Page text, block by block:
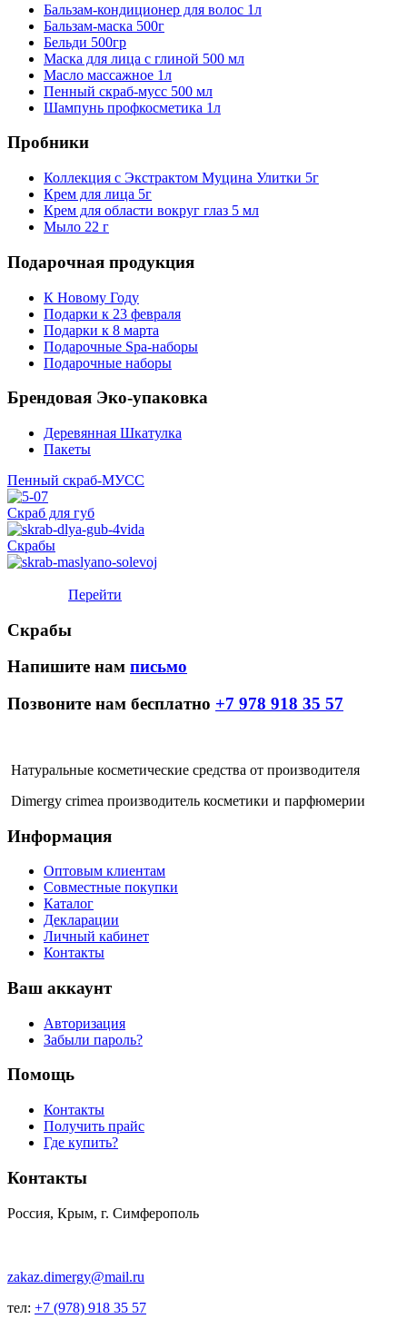
Бальзам-кондиционер для волос 1л
Бальзам-маска 500г
Бельди 500гр
Маска для лица с глиной 500 мл
Масло массажное 1л
Пенный скраб-мусс 500 мл
Шампунь профкосметика 1л
Пробники
Коллекция с Экстрактом Муцина Улитки 5г
Крем для лица 5г
Крем для области вокруг глаз 5 мл
Мыло 22 г
Подарочная продукция
К Новому Году
Подарки к 23 февраля
Подарки к 8 марта
Подарочные Spa-наборы
Подарочные наборы
Брендовая Эко-упаковка
Деревянная Шкатулка
Пакеты
Пенный скраб-МУСС
Скраб для губ
Скрабы
Перейти
Скрабы
Напишите нам письмо
Позвоните нам бесплатно +7 978 918 35 57
Натуральные косметические средства от производителя
Dimergy crimea производитель косметики и парфюмерии
Информация
Оптовым клиентам
Совместные покупки
Каталог
Декларации
Личный кабинет
Контакты
Ваш аккаунт
Авторизация
Забыли пароль?
Помощь
Контакты
Получить прайс
Где купить?
Контакты
Россия, Крым, г. Симферополь
zakaz.dimergy@mail.ru
тел: +7 (978) 918 35 57